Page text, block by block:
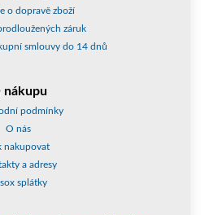
o dopravě zboží
záruk
smlouvy do 14 dnů
nákupu
podmínky
O nás
nakupovat
a adresy
splátky